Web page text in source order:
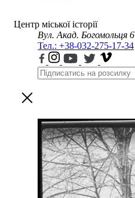
Центр міської історії
Вул. Акад. Богомольця 6
Тел.: +38-032-275-17-34